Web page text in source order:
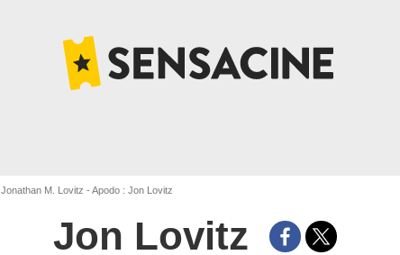
Jonathan M. Lovitz - Apodo : Jon Lovitz
Jon Lovitz